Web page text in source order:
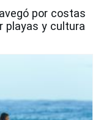
por costas
playas y cultura